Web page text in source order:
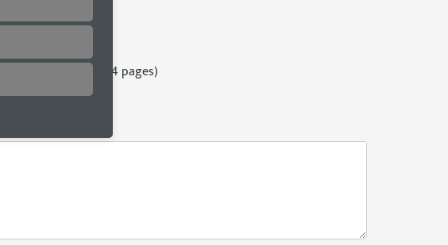
(en allemand / 124 pages)
FR-NL / 96 pages)